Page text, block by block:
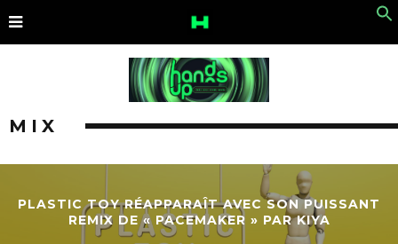
MIX
PLASTIC TOY RÉAPPARAÎT AVEC SON PUISSANT
REMIX DE « PACEMAKER » PAR KIYA